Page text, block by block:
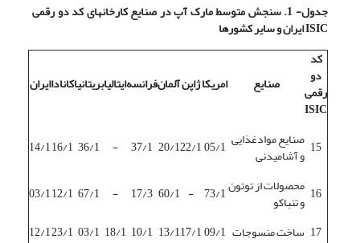
جدول-1. سنجش متوسط مارک آپ در صنایع کارخانه­ای کد دو رقمی
ISICایران و سایر کشورها
کد
دو
رقمی
ISIC
صنایع امریکاژاپنآلمانفرانسهایتالیابریتانیاکاناداایران
15 صنایع موادغذایی
و آشامیدنی 05/1
22/1
20/1
37/1
-
36/1
16/1
14/1
16 محصولات از توتون
و تنباکو 73/1
-
60/1
17/3
-
67/1
12/1
03/1
17 ساخت منسوجات 09/1
17/1
13/1
10/1
18/1
03/1
23/1
12/1